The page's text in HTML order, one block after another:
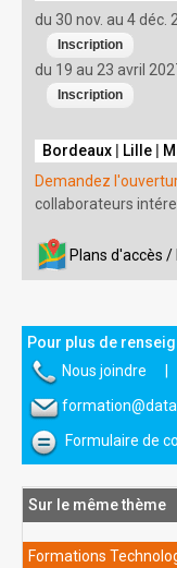
du 30 nov. au 4 déc.
du 19 au 23 avril
Bordeaux Lille
Demandez
collaborateurs
Plans d'accès
Pour plus de
Nous joindre
Formulaire de
Sur le même thème
Formations